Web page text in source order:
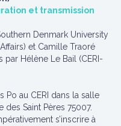
et transmission
Denmark University
et Camille Traoré
par Hélène Le Bail (CERI-
Po au CERI dans la salle
des Saint Pères 75007.
s’inscrire à